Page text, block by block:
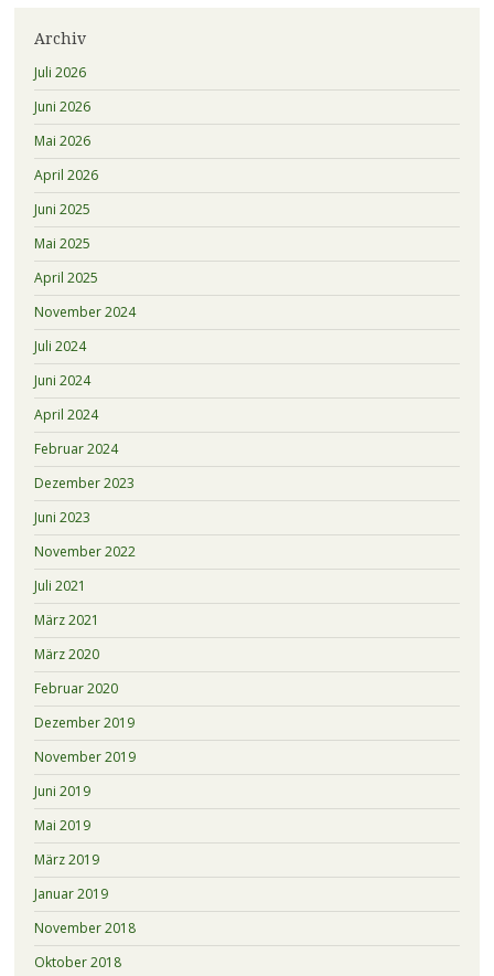
Archiv
Juli 2026
Juni 2026
Mai 2026
April 2026
Juni 2025
Mai 2025
April 2025
November 2024
Juli 2024
Juni 2024
April 2024
Februar 2024
Dezember 2023
Juni 2023
November 2022
Juli 2021
März 2021
März 2020
Februar 2020
Dezember 2019
November 2019
Juni 2019
Mai 2019
März 2019
Januar 2019
November 2018
Oktober 2018